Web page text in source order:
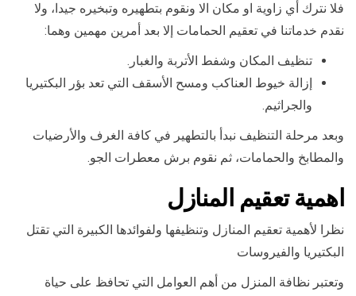
فلا نترك أي زاوية او مكان الا ونقوم بتطهيره وتبخيره جيدا، ولا
نقدم خدماتنا في تعقيم الحمامات إلا بعد أمرين مهمين وهما:
تنظيف المكان وشفط الأتربة والغبار.
إزالة خيوط العناكب ومسح الأسقف التي تعد بؤر البكتيريا
والجراثيم.
وبعد مرحلة التنظيف نبدأ بالتطهير في كافة الغرف والأرضيات
والمطابخ والحمامات، ثم نقوم برش معطرات الجو.
اهمية تعقيم المنازل
نظرا لأهمية تعقيم المنازل وتنظيفها ولفوائدها الكبيرة التي تقتل
البكتيريا والفيروسات
وتعتبر نظافة المنزل من أهم العوامل التي تحافظ على حياة